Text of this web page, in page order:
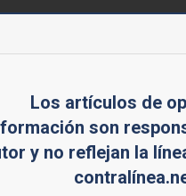
Los artículos de
son
y no reflejan la